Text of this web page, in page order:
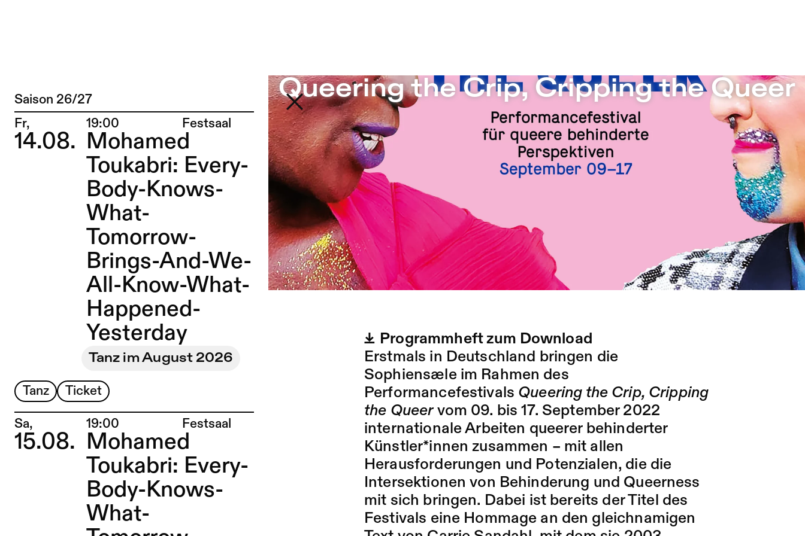
Zu Aktuelles springen
Zu Seiten springen
Queering the Crip, Cripping the Queer – Sophiensæle | Freies Theater in Berlin
Programm
Saison 26/27
Fr,
14.08.
19:00 Ort:
Festsaal
Mohamed
Toukabri: Every-
Body-Knows-
What-
Tomorrow-
Brings-And-We-
All-Know-What-
Happened-
Yesterday
Tanz im August 2026
Tanz Ticket
Sa,
15.08.
19:00 Ort:
Festsaal
Mohamed
Toukabri: Every-
Body-Knows-
What-
Zurück zur Startseite
Queering the Crip, Cripping the Queer
Queering the Crip, Cripping
the Queer
Programmheft zum Download
Erstmals in Deutschland bringen die
Sophiensæle im Rahmen des
Performancefestivals Queering the Crip, Cripping
the Queervom 09. bis 17. September 2022
internationale Arbeiten queerer behinderter
Künstler*innen zusammen – mit allen
Herausforderungen und Potenzialen, die die
Intersektionen von Behinderung und Queerness
mit sich bringen. Dabei ist bereits der Titel des
Festivals eine Hommage an den gleichnamigen